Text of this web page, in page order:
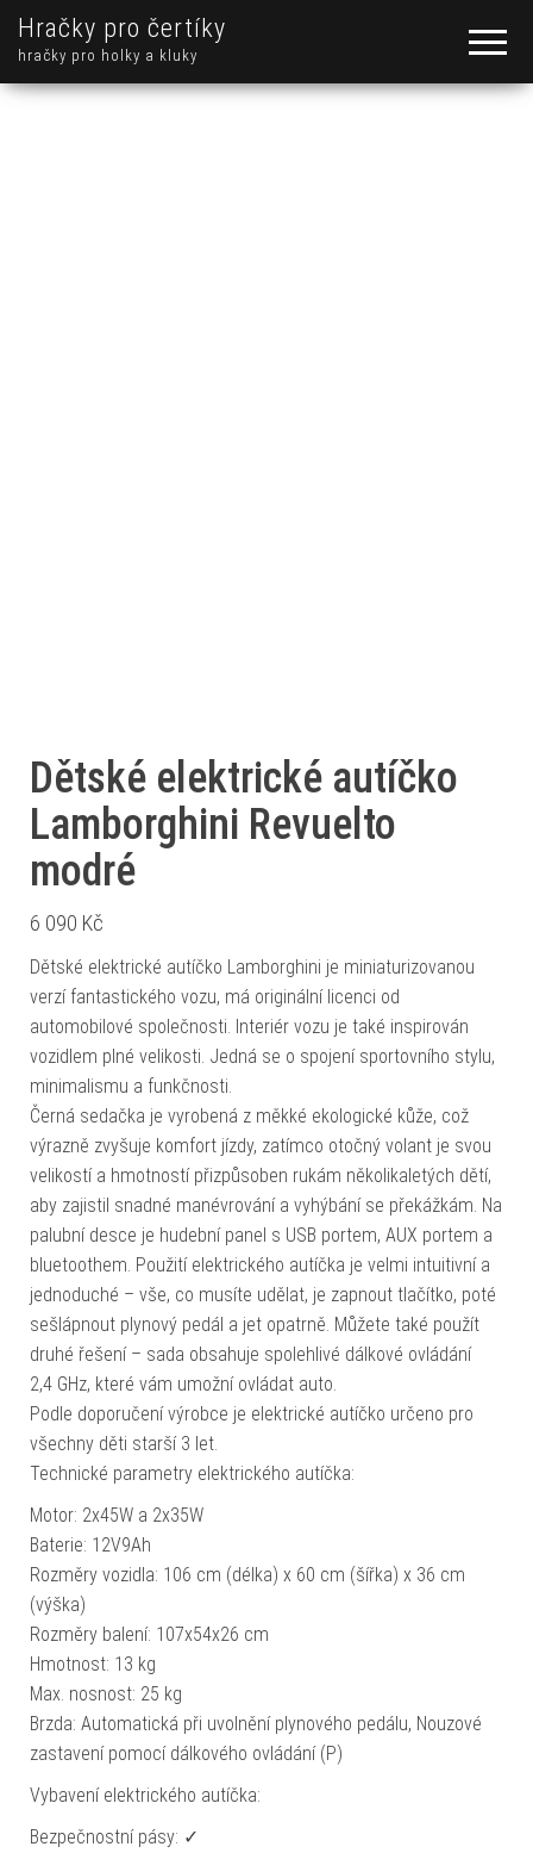
Hračky pro čertíky
hračky pro holky a kluky
Dětské elektrické autíčko
Lamborghini Revuelto
modré
6 090 Kč
Dětské elektrické autíčko Lamborghini je miniaturizovanou
verzí fantastického vozu, má originální licenci od
automobilové společnosti. Interiér vozu je také inspirován
vozidlem plné velikosti. Jedná se o spojení sportovního stylu,
minimalismu a funkčnosti.
Černá sedačka je vyrobená z měkké ekologické kůže, což
výrazně zvyšuje komfort jízdy, zatímco otočný volant je svou
velikostí a hmotností přizpůsoben rukám několikaletých dětí,
aby zajistil snadné manévrování a vyhýbání se překážkám. Na
palubní desce je hudební panel s USB portem, AUX portem a
bluetoothem. Použití elektrického autíčka je velmi intuitivní a
jednoduché – vše, co musíte udělat, je zapnout tlačítko, poté
sešlápnout plynový pedál a jet opatrně. Můžete také použít
druhé řešení – sada obsahuje spolehlivé dálkové ovládání
2,4 GHz, které vám umožní ovládat auto.
Podle doporučení výrobce je elektrické autíčko určeno pro
všechny děti starší 3 let.
Technické parametry elektrického autíčka:
Motor: 2x45W a 2x35W
Baterie: 12V9Ah
Rozměry vozidla: 106 cm (délka) x 60 cm (šířka) x 36 cm
(výška)
Rozměry balení: 107x54x26 cm
Hmotnost: 13 kg
Max. nosnost: 25 kg
Brzda: Automatická při uvolnění plynového pedálu, Nouzové
zastavení pomocí dálkového ovládání (P)
Vybavení elektrického autíčka:
Bezpečnostní pásy: ✓